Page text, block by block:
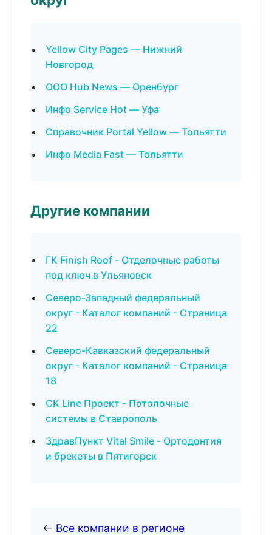
Yellow City Pages — Нижний
Новгород
ООО Hub News — Оренбург
Инфо Service Hot — Уфа
Справочник Portal Yellow — Тольятти
Инфо Media Fast — Тольятти
Другие компании
ГК Finish Roof - Отделочные работы
под ключ в Ульяновск
Северо-Западный федеральный
округ - Каталог компаний - Страница
22
Северо-Кавказский федеральный
округ - Каталог компаний - Страница
18
СК Line Проект - Потолочные
системы в Ставрополь
ЗдравПункт Vital Smile - Ортодонтия
и брекеты в Пятигорск
← Все компании в регионе